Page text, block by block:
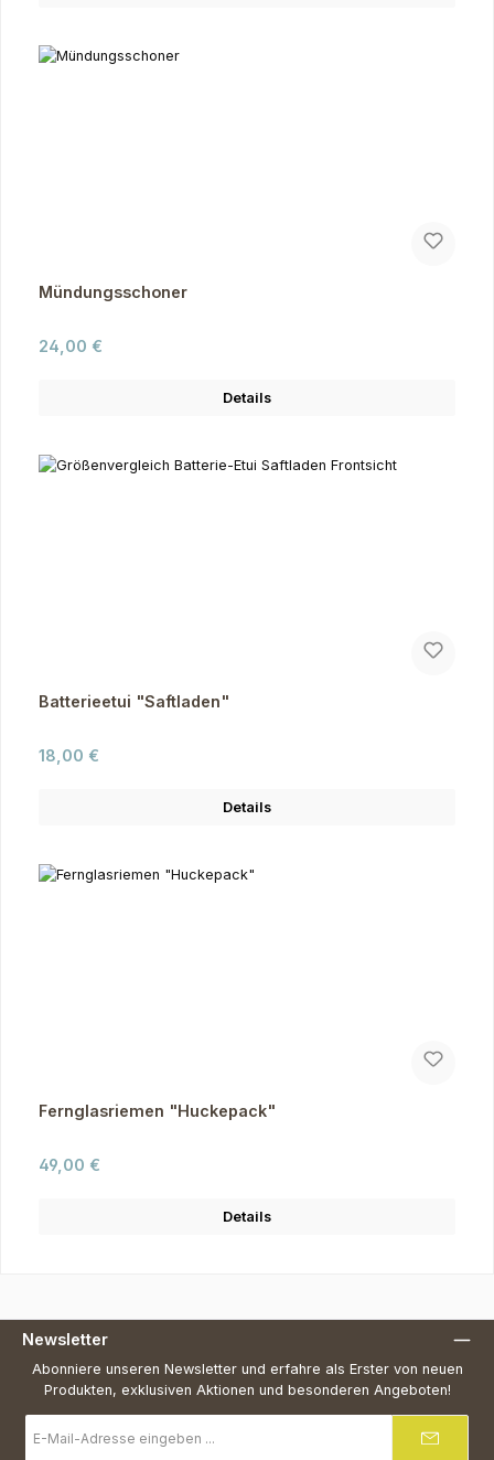
Mündungsschoner
Regulärer Preis:
24,00 €
Details
Batterieetui "Saftladen"
Regulärer Preis:
18,00 €
Details
Fernglasriemen "Huckepack"
Regulärer Preis:
49,00 €
Details
Newsletter
Abonniere unseren Newsletter und erfahre als Erster von neuen
Produkten, exklusiven Aktionen und besonderen Angeboten!
Mail-